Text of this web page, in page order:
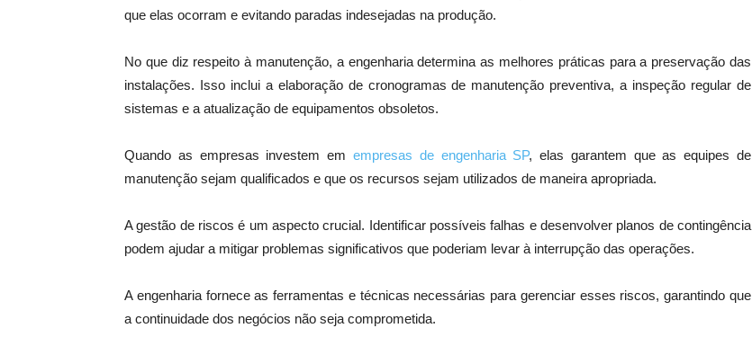
que elas ocorram e evitando paradas indesejadas na produção.
No que diz respeito à manutenção, a engenharia determina as melhores práticas para a preservação das
instalações. Isso inclui a elaboração de cronogramas de manutenção preventiva, a inspeção regular de
sistemas e a atualização de equipamentos obsoletos.
Quando as empresas investem em empresas de engenharia SP, elas garantem que as equipes de
manutenção sejam qualificados e que os recursos sejam utilizados de maneira apropriada.
A gestão de riscos é um aspecto crucial. Identificar possíveis falhas e desenvolver planos de contingência
podem ajudar a mitigar problemas significativos que poderiam levar à interrupção das operações.
A engenharia fornece as ferramentas e técnicas necessárias para gerenciar esses riscos, garantindo que
a continuidade dos negócios não seja comprometida.